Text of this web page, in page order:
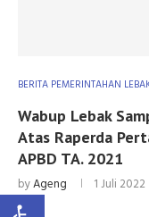
BERITA PEMERINTAHAN
Wabup Lebak
Atas Raperda
APBD TA. 2021
byAgeng 1 Juli 2022